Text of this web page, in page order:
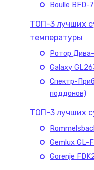
Boulle BFD-
ТОП-3 лучших
температуры
Ротор
Galaxy
Спектр-
поддонов)
ТОП-3 лучших
Gemlux GL-
Gorenje